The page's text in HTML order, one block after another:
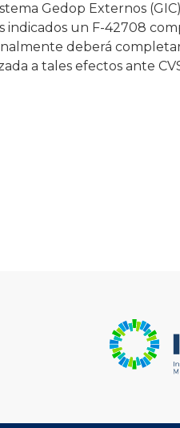
Gedop Externos
indicados un F-42708
deberá
a tales efectos ante